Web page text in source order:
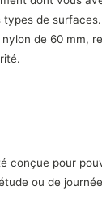
de
de 60 mm,
conçue pour
ou de